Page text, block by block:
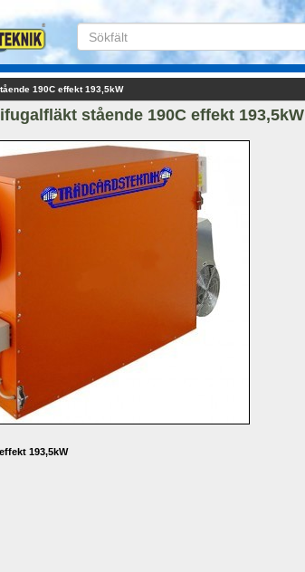
190C effekt 193,5kW
stående 190C effekt 193,5kW
193,5kW